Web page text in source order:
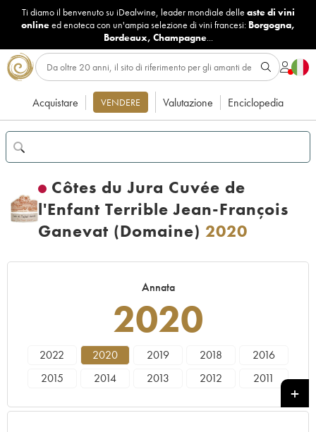
Ti diamo il benvenuto su iDealwine, leader mondiale delle aste di vini
onlineed enoteca con un'ampia selezione di vini francesi: Borgogna,
Bordeaux, Champagne...
Acquistare VENDERE Valutazione Enciclopedia
Côtes du Jura Cuvée de
l'Enfant Terrible Jean-François
Ganevat (Domaine) 2020
Annata
2020
2022 2020 2019 2018
2016
2015
2014 2013 2012
2011